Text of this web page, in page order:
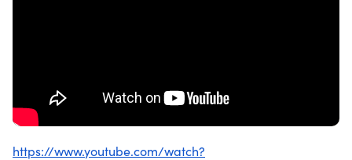
https://www.youtube.com/watch?